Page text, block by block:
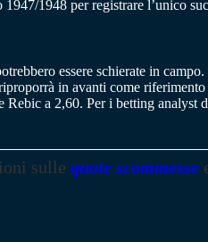
1948 per registrare l’unico
essere schierate in
in avanti come
Rebic a 2,60. Per i betting analyst
sulle quote scommesse